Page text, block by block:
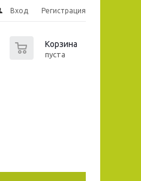
Вход Регистрация
Корзина
пуста